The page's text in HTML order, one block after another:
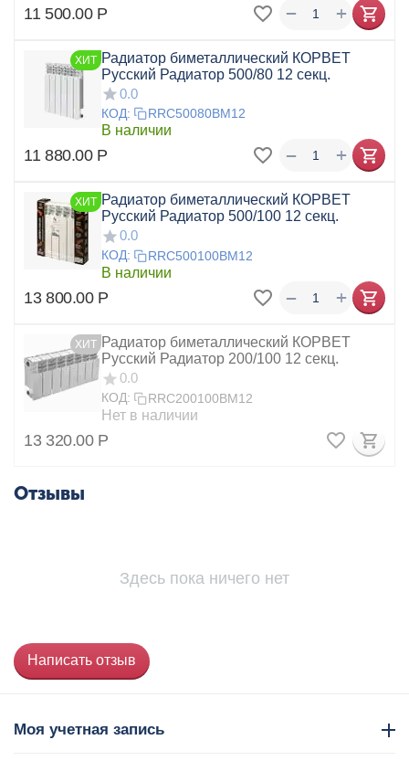
11 500.00 Р +
−
ХИТ Радиатор биметаллический КОРВЕТ
Русский Радиатор 500/80 12 секц.
0.0
КОД: RRC50080BM12
В наличии
11 880.00 Р +
−
ХИТ Радиатор биметаллический КОРВЕТ
Русский Радиатор 500/100 12 секц.
0.0
КОД: RRC500100BM12
В наличии
13 800.00 Р +
−
ХИТ Радиатор биметаллический КОРВЕТ
Русский Радиатор 200/100 12 секц.
0.0
КОД: RRC200100BM12
Нет в наличии
13 320.00 Р
Отзывы
Здесь пока ничего нет
Написать отзыв
Моя учетная запись